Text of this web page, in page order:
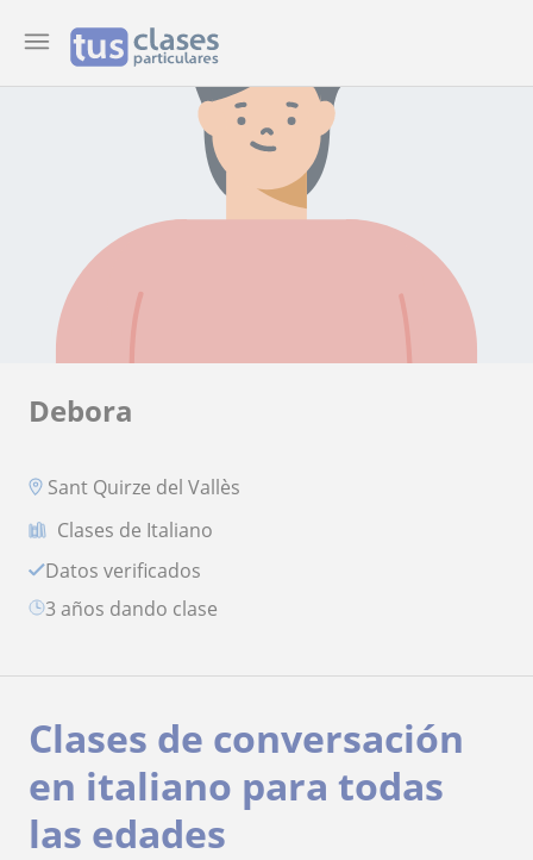
Debora
Sant Quirze del Vallès
Clases de Italiano
Datos verificados
3 años dando clase
Clases de conversación
en italiano para todas
las edades